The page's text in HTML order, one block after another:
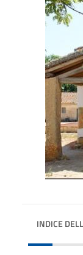
INDICE